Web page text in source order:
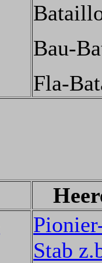
Bau-
Fla-
Stab